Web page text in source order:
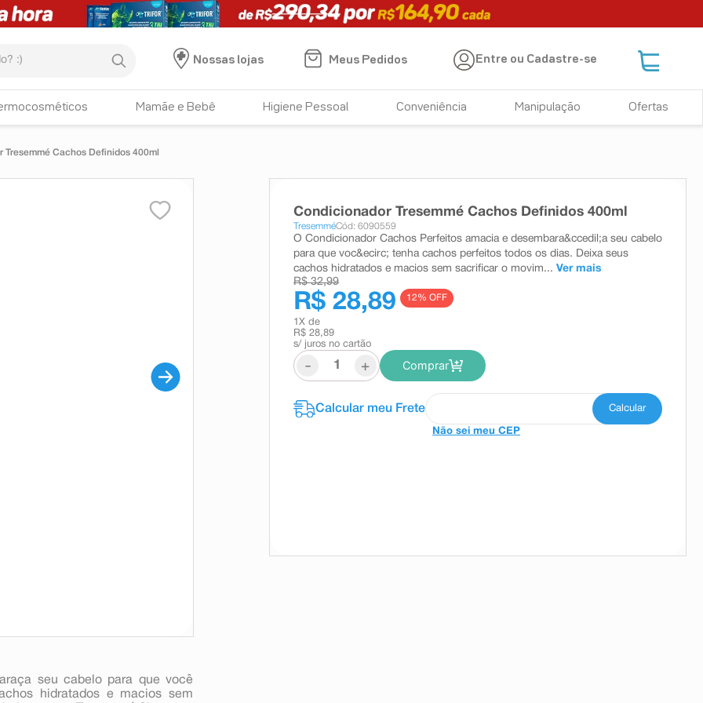
Nossas lojas
Meus Pedidos Entre ou Cadastre-se
Mamãe e Bebê Higiene Pessoal Conveniência Manipulação Ofertas
Tresemmé Cachos Definidos 400ml
seu cabelo para que você
hidratados e macios sem
Condicionador Tresemmé Cachos Definidos 400ml
TresemméCód: 6090559
O Condicionador Cachos Perfeitos amacia e desembara&ccedil;a seu cabelo
para que voc&ecirc; tenha cachos perfeitos todos os dias. Deixa seus
cachos hidratados e macios sem sacrificar o movim... Ver mais
R$ 32,99
R$ 28,89 12% OFF
1 X de
R$ 28,89
s/ juros no cartão
- + Comprar
Não sei meu CEP